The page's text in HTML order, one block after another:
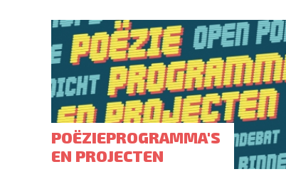
POËZIEPROGRAMMA'S
EN PROJECTEN